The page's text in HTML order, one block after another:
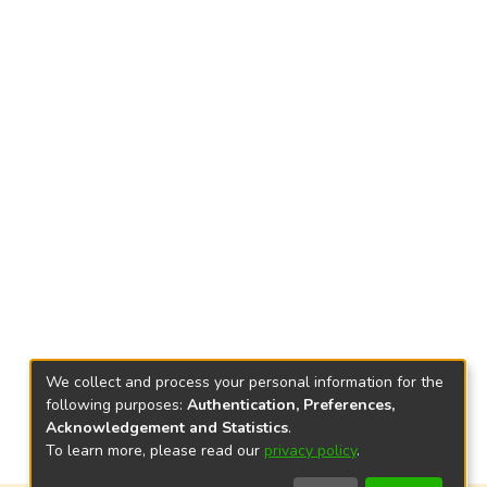
We collect and process your personal information for the
following purposes: Authentication, Preferences,
Acknowledgement and Statistics.
To learn more, please read our privacy policy.